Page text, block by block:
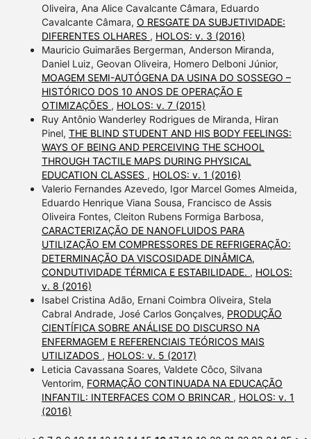
Oliveira, Ana Alice Cavalcante Câmara, Eduardo
Cavalcante Câmara, O RESGATE DA SUBJETIVIDADE:
DIFERENTES OLHARES , HOLOS: v. 3 (2016)
Mauricio Guimarães Bergerman, Anderson Miranda,
Daniel Luiz, Geovan Oliveira, Homero Delboni Júnior,
MOAGEM SEMI-AUTÓGENA DA USINA DO SOSSEGO –
HISTÓRICO DOS 10 ANOS DE OPERAÇÃO E
OTIMIZAÇÕES , HOLOS: v. 7 (2015)
Ruy Antônio Wanderley Rodrigues de Miranda, Hiran
Pinel, THE BLIND STUDENT AND HIS BODY FEELINGS:
WAYS OF BEING AND PERCEIVING THE SCHOOL
THROUGH TACTILE MAPS DURING PHYSICAL
EDUCATION CLASSES , HOLOS: v. 1 (2016)
Valerio Fernandes Azevedo, Igor Marcel Gomes Almeida,
Eduardo Henrique Viana Sousa, Francisco de Assis
Oliveira Fontes, Cleiton Rubens Formiga Barbosa,
CARACTERIZAÇÃO DE NANOFLUIDOS PARA
UTILIZAÇÃO EM COMPRESSORES DE REFRIGERAÇÃO:
DETERMINAÇÃO DA VISCOSIDADE DINÂMICA,
CONDUTIVIDADE TÉRMICA E ESTABILIDADE. , HOLOS:
v. 8 (2016)
Isabel Cristina Adão, Ernani Coimbra Oliveira, Stela
Cabral Andrade, José Carlos Gonçalves, PRODUÇÃO
CIENTÍFICA SOBRE ANÁLISE DO DISCURSO NA
ENFERMAGEM E REFERENCIAIS TEÓRICOS MAIS
UTILIZADOS , HOLOS: v. 5 (2017)
Leticia Cavassana Soares, Valdete Côco, Silvana
Ventorim, FORMAÇÃO CONTINUADA NA EDUCAÇÃO
INFANTIL: INTERFACES COM O BRINCAR , HOLOS: v. 1
(2016)